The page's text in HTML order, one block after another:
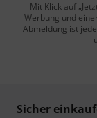
Mit Klick auf
Werbung und
Abmeldung ist
Sicher